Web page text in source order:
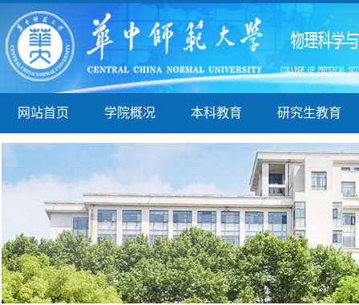
网站首页 学院概况 本科教育 研究生教育